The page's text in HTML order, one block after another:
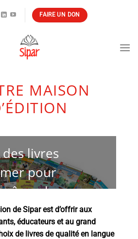
FAIRE UN DON
MAISON
livres
pour
âges, les
tous les
de
de Sipar est d’offrir aux
éducateurs et au grand
de livres de qualité en langue